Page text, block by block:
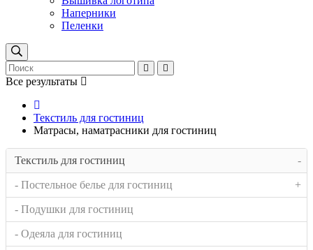
Наперники
Пеленки
Все результаты
Текстиль для гостиниц
Матрасы, наматрасники для гостиниц
Текстиль для гостиниц -
- Постельное белье для гостиниц +
- Подушки для гостиниц
- Одеяла для гостиниц